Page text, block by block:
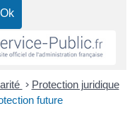
> Protection juridique
future